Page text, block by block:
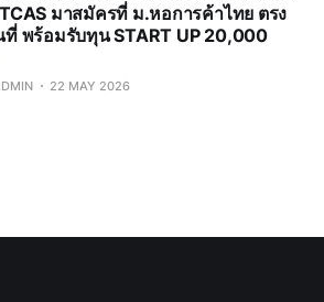
มาสมัครที่ ม.หอการค้าไทย ตรง
ที่ พร้อมรับทุน START UP 20,000
22 MAY 2026